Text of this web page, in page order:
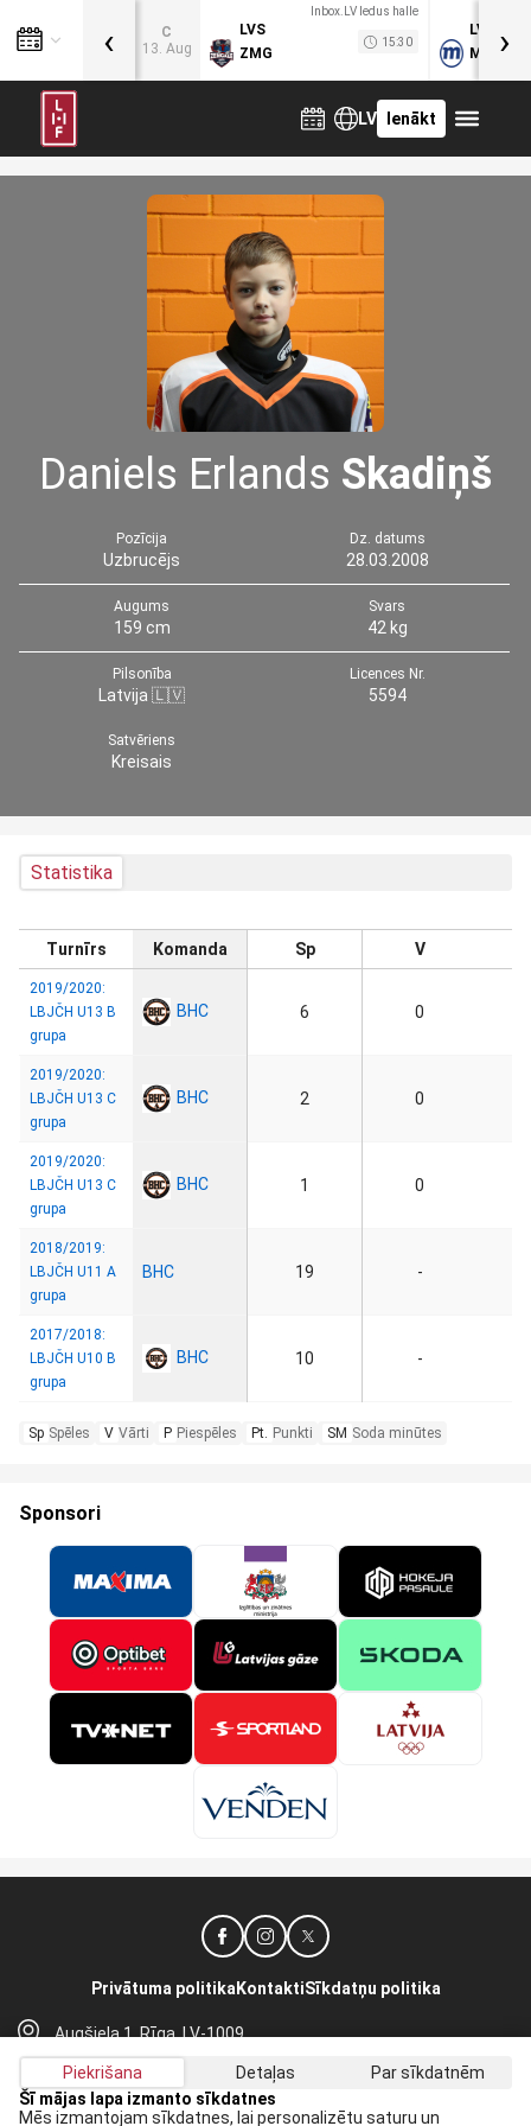
C
13. Aug
Inbox.LV ledus halle
LVS
ZMG
15:30
LVB
MOG
‹ ›
LV Ienākt
Daniels Erlands Skadiņš
Pozīcija
Uzbrucējs
Dz. datums
28.03.2008
Augums
159 cm
Svars
42 kg
Pilsonība
Latvija 🇱🇻
Licences Nr.
5594
Satvēriens
Kreisais
Statistika
Turnīrs Komanda Sp V
2019/2020:
LBJČH U13 B
grupa
BHC 6 0
2019/2020:
LBJČH U13 C
grupa
BHC 2 0
2019/2020:
LBJČH U13 C
grupa
BHC 1 0
2018/2019:
LBJČH U11 A
grupa
BHC 19 -
2017/2018:
LBJČH U10 B
grupa
BHC 10 -
Sp Spēles V Vārti P Piespēles Pt. Punkti SM Soda minūtes
Sponsori
Augšiela 1, Rīga, LV-1009
lhf@lhf.lv
+371 67565614
Privātuma politika KontaktiSīkdatņu politika
Piekrišana Detaļas
Par sīkdatnēm
Šī mājas lapa izmanto sīkdatnes
Mēs izmantojam sīkdatnes, lai personalizētu saturu un